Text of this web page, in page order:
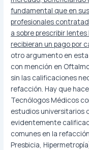
fundamental que en
profesionales
a sobre prescribir
recibieran un pago por
otro argumento en
con mención en
sin las calificaciones
refacción. Hay que
Tecnólogos Médicos
estudios universitarios
evidentemente
comunes en la
Presbicia,